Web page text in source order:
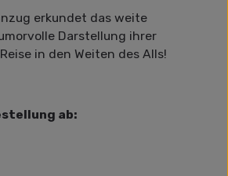
erkundet das weite
Darstellung ihrer
in den Weiten des Alls!
ab: